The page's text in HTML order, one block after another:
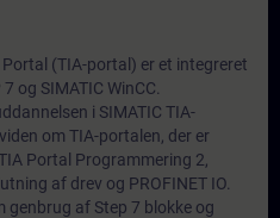
(TIA-portal) er et integreret
og SIMATIC WinCC.
i SIMATIC TIA-
om TIA-portalen, der er
Portal Programmering 2,
af drev og PROFINET IO.
genbrug af Step 7 blokke og